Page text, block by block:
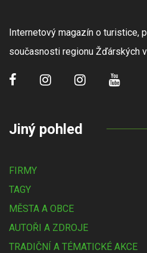
Internetový magazín o turistice,
současnosti regionu Žďárských
Jiný pohled
FIRMY
TAGY
MĚSTA A OBCE
AUTOŘI A ZDROJE
TRADIČNÍ A TÉMATICKÉ AKCE